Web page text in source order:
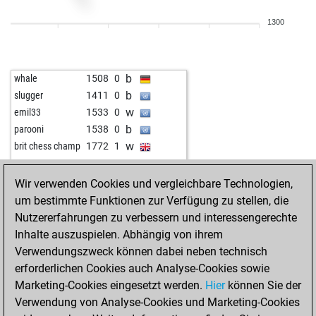
b
mavi ufuklar 1450 1 w
dipankar2025 1379 1 b
earthrepair 1340 0 w
yamaha 1219 1 b
mike59 1449 0 b
takisher 1487 r w
kokako1 1630 0 b
haelli 1651 0 w
bdgmaxx 1305 1 b
grazj 1442 1 w
alfonso_ 1570 0 w
schiephorst 1584 1 b
juergen18 1298 0 w
billbilly7676 1439 1 b
1300
whale 1508 0 b
slugger 1411 0 b
emil33 1533 0 w
parooni 1538 0 b
brit chess champ 1772 1 w
Wir verwenden Cookies und vergleichbare Technologien,
um bestimmte Funktionen zur Verfügung zu stellen, die
Nutzererfahrungen zu verbessern und interessengerechte
Inhalte auszuspielen. Abhängig von ihrem
Verwendungszweck können dabei neben technisch
erforderlichen Cookies auch Analyse-Cookies sowie
Marketing-Cookies eingesetzt werden. Hierkönnen Sie der
Verwendung von Analyse-Cookies und Marketing-Cookies